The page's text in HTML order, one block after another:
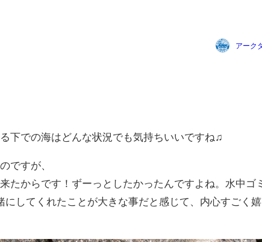
アーク
下での海はどんな状況でも気持ちいいですね♫
ですが、
たからです！ずーっとしたかったんですよね。水中ゴ
してくれたことが大きな事だと感じて、内心すごく嬉